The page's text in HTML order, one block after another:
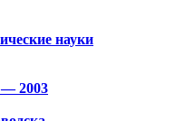
науки
— 2003